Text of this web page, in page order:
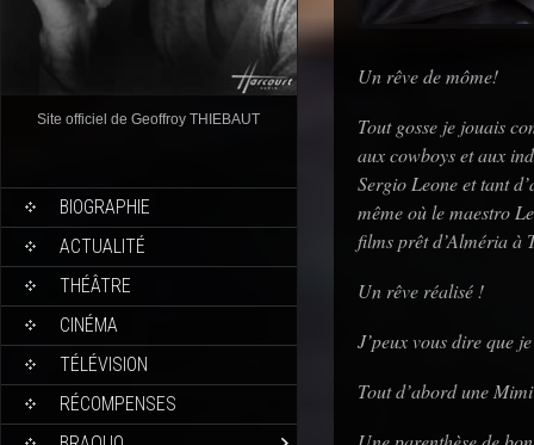
Site officiel de Geoffroy THIEBAUT
BIOGRAPHIE
ACTUALITÉ
THÉÂTRE
CINÉMA
TÉLÉVISION
RÉCOMPENSES
Un rêve de môme!
Tout gosse je jouais
aux cowboys et aux
Sergio Leone et tant
même où le maestro
films prêt d’Alméria à
Un rêve réalisé !
J’peux vous dire que
Tout d’abord une